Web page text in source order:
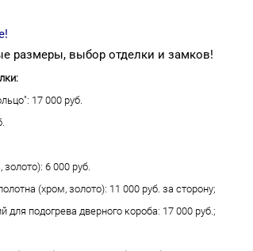
размеры, выбор отделки и замков!
17 000 руб.
6 000 руб.
(хром, золото): 11 000 руб. за сторону;
для подогрева дверного короба: 17 000 руб.;